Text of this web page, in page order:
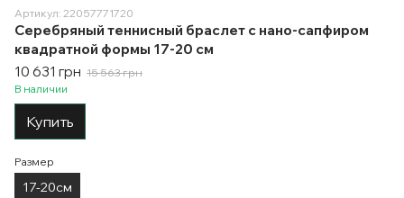
Артикул: 22057771720
Серебряный теннисный браслет с нано-сапфиром
квадратной формы 17-20 см
10 631 грн 15 563 грн
В наличии
Купить
Размер
17-20см